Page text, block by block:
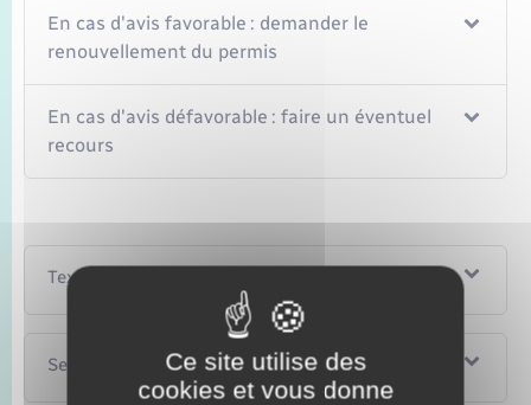
En cas d'avis favorable : demander le
renouvellement du permis
En cas d'avis défavorable : faire un éventuel
recours
Textes de référence
Services en ligne et formulaires
Ce site utilise des
cookies et vous donne